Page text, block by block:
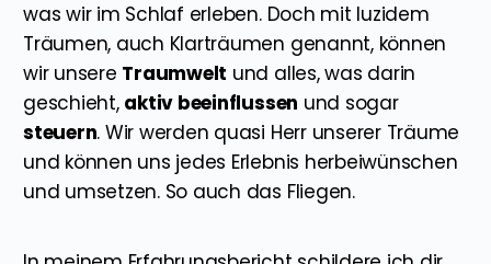
was wir im Schlaf erleben. Doch mit luzidem
Träumen, auch Klarträumen genannt, können
wir unsere Traumwelt und alles, was darin
geschieht, aktiv beeinflussen und sogar
steuern. Wir werden quasi Herr unserer Träume
und können uns jedes Erlebnis herbeiwünschen
und umsetzen. So auch das Fliegen.